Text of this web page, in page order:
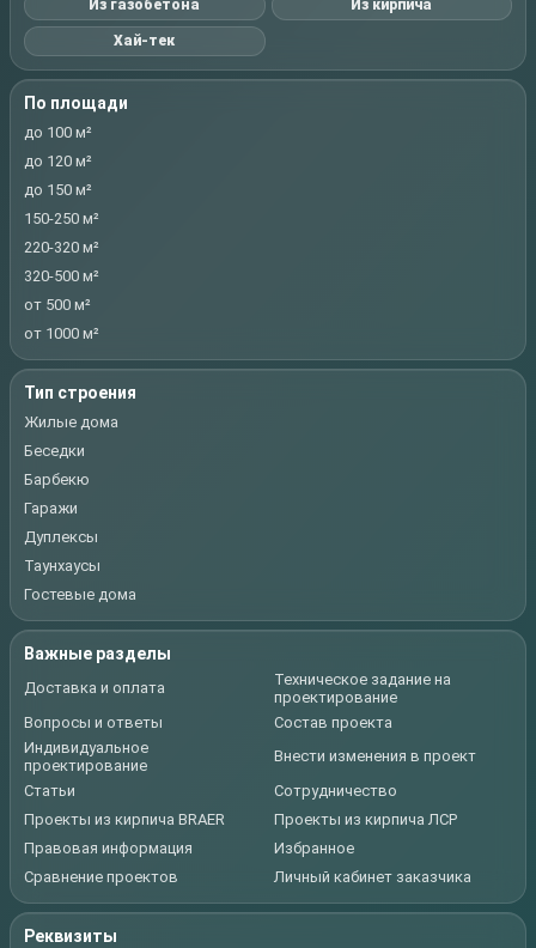
Из газобетона Из кирпича
Хай-тек
По площади
до 100 м²
до 120 м²
до 150 м²
150-250 м²
220-320 м²
320-500 м²
от 500 м²
от 1000 м²
Тип строения
Жилые дома
Беседки
Барбекю
Гаражи
Дуплексы
Таунхаусы
Гостевые дома
Важные разделы
Доставка и оплата
Техническое задание на
проектирование
Вопросы и ответы
Состав проекта
Индивидуальное
проектирование
Внести изменения в проект
Статьи
Сотрудничество
Проекты из кирпича BRAER
Проекты из кирпича ЛСР
Правовая информация
Избранное
Сравнение проектов
Личный кабинет заказчика
Реквизиты